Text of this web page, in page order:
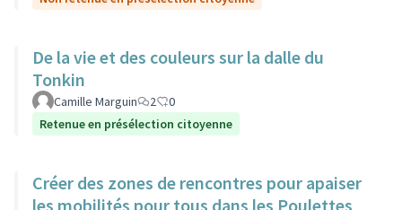
De la vie et des couleurs sur la dalle du
Tonkin
Camille Marguin 2
0
Retenue en présélection citoyenne
Créer des zones de rencontres pour apaiser
les mobilités pour tous dans les Poulettes